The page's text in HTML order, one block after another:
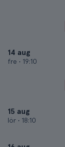
14 aug
fre • 19:10
15 aug
lör • 18:10